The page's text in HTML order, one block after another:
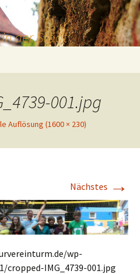
der Stadt
001.jpg
Auflösung (1600 × 230)
Nächstes →
wp-
IMG_4739-001.jpg